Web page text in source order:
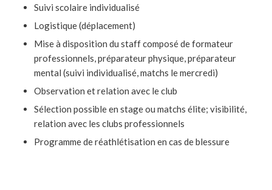
Suivi scolaire individualisé
Logistique (déplacement)
Mise à disposition du staff composé de formateur
professionnels, préparateur physique, préparateur
mental (suivi individualisé, matchs le mercredi)
Observation et relation avec le club
Sélection possible en stage ou matchs élite; visibilité,
relation avec les clubs professionnels
Programme de réathlétisation en cas de blessure